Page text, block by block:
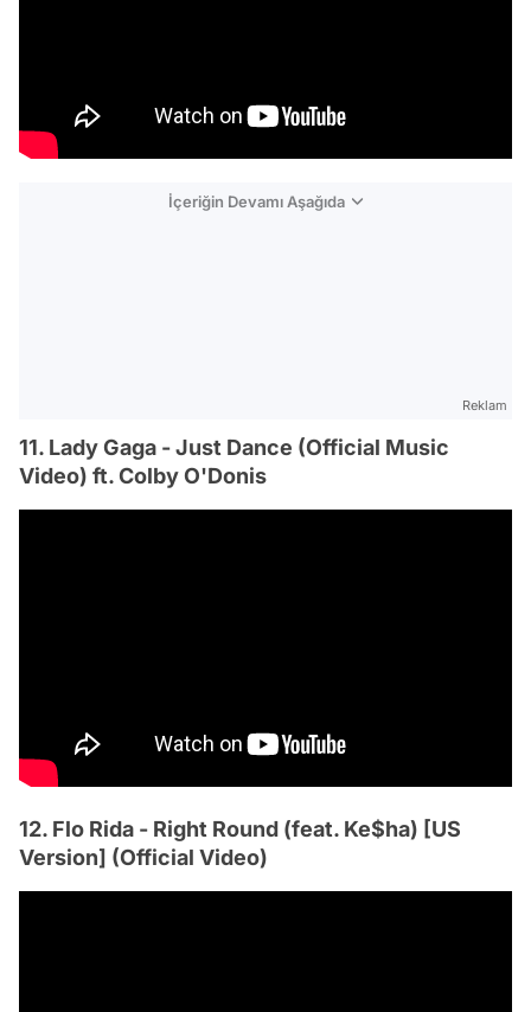
İçeriğin Devamı Aşağıda
Reklam
11. Lady Gaga - Just Dance (Official Music
Video) ft. Colby O'Donis
12. Flo Rida - Right Round (feat. Ke$ha) [US
Version] (Official Video)